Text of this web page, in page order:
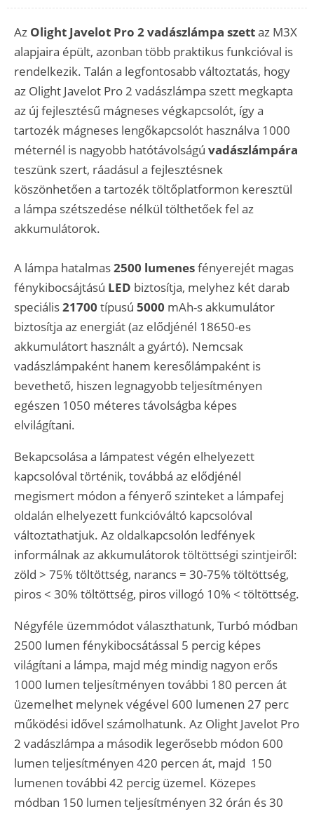
Az Olight Javelot Pro 2 vadászlámpa szettaz M3X
alapjaira épült, azonban több praktikus funkcióval is
rendelkezik. Talán a legfontosabb változtatás, hogy
az Olight Javelot Pro 2 vadászlámpa szett megkapta
az új fejlesztésű mágneses végkapcsolót, így a
tartozék mágneses lengőkapcsolót használva 1000
méternél is nagyobb hatótávolságú vadászlámpára
teszünk szert, ráadásul a fejlesztésnek
köszönhetően a tartozék töltőplatformon keresztül
a lámpa szétszedése nélkül tölthetőek fel az
akkumulátorok.
A lámpa hatalmas2500 lumenesfényerejét magas
fénykibocsájtású LED biztosítja, melyhez két darab
speciális21700 típusú 5000 mAh-s akkumulátor
biztosítja az energiát (az elődjénél 18650-es
akkumulátort használt a gyártó). Nemcsak
vadászlámpaként hanem keresőlámpaként is
bevethető, hiszen legnagyobb teljesítményen
egészen 1050 méteres távolságba képes
elvilágítani.
Bekapcsolása a lámpatest végén elhelyezett
kapcsolóval történik, továbbá az elődjénél
megismert módon a fényerő szinteket a lámpafej
oldalán elhelyezett funkcióváltó kapcsolóval
változtathatjuk. Az oldalkapcsolón ledfények
informálnak az akkumulátorok töltöttségi szintjeiről:
zöld > 75% töltöttség, narancs = 30-75% töltöttség,
piros < 30% töltöttség, piros villogó 10% < töltöttség.
Négyféle üzemmódot választhatunk, Turbó módban
2500 lumen fénykibocsátással 5 percig képes
világítani a lámpa, majd még mindig nagyon erős
1000 lumen teljesítményen további 180 percen át
üzemelhet melynek végével 600 lumenen 27 perc
működési idővel számolhatunk. Az Olight Javelot Pro
2 vadászlámpa a második legerősebb módon 600
lumen teljesítményen 420 percen át, majd 150
lumenen további 42 percig üzemel. Közepes
módban 150 lumen teljesítményen 32 órán és 30